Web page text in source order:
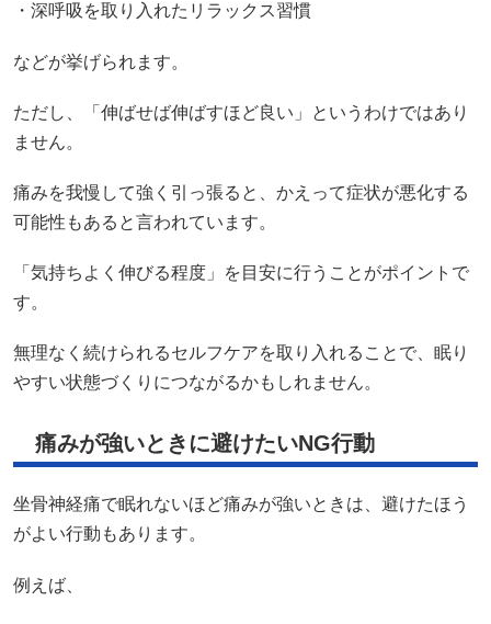
・深呼吸を取り入れたリラックス習慣
などが挙げられます。
ただし、「伸ばせば伸ばすほど良い」というわけではあり
ません。
痛みを我慢して強く引っ張ると、かえって症状が悪化する
可能性もあると言われています。
「気持ちよく伸びる程度」を目安に行うことがポイントで
す。
無理なく続けられるセルフケアを取り入れることで、眠り
やすい状態づくりにつながるかもしれません。
痛みが強いときに避けたいNG行動
坐骨神経痛で眠れないほど痛みが強いときは、避けたほう
がよい行動もあります。
例えば、